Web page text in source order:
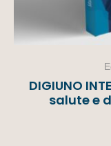
DIGIUNO
salute e